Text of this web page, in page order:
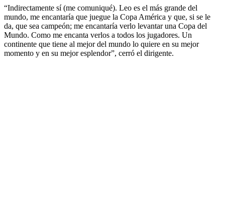
“Indirectamente sí (me comuniqué). Leo es el más grande del
mundo, me encantaría que juegue la Copa América ​y que, si se le
da, que sea campeón; me encantaría verlo levantar una Copa del
Mundo. Como me encanta verlos a todos los jugadores. Un
continente que tiene al mejor del mundo lo quiere en su mejor
momento y en su mejor esplendor”, cerró el dirigente.